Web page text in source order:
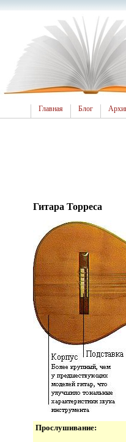
Главная Блог
Гитара Торреса
Прослушивание: